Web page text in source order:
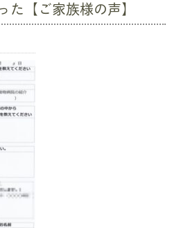
【ご家族様の声】